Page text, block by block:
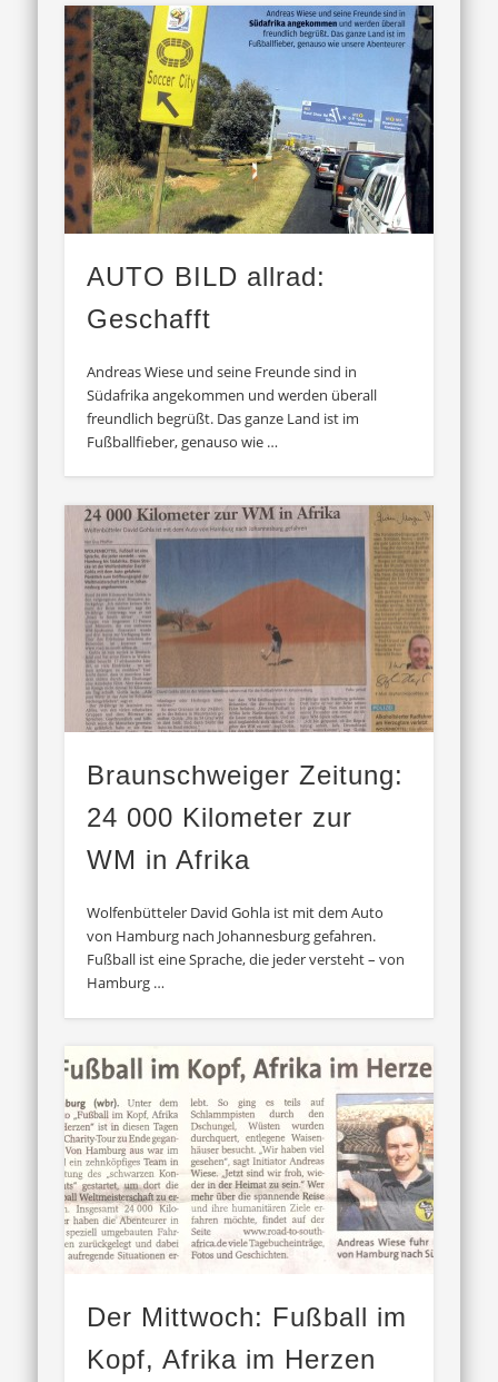
AUTO BILD allrad:
Geschafft
Andreas Wiese und seine Freunde sind in
Südafrika angekommen und werden überall
freundlich begrüßt. Das ganze Land ist im
Fußballfieber, genauso wie …
Braunschweiger Zeitung:
24 000 Kilometer zur
WM in Afrika
Wolfenbütteler David Gohla ist mit dem Auto
von Hamburg nach Johannesburg gefahren.
Fußball ist eine Sprache, die jeder versteht – von
Hamburg …
Der Mittwoch: Fußball im
Kopf, Afrika im Herzen